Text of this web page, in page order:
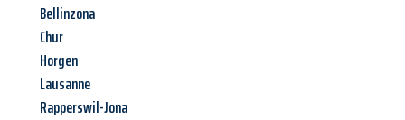
Bellinzona
Chur
Horgen
Lausanne
Rapperswil-Jona